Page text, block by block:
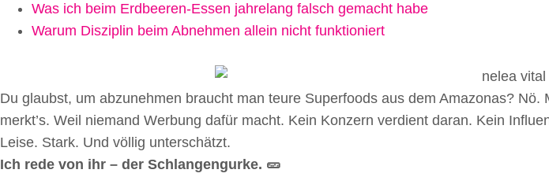
Was ich beim Erdbeeren-Essen jahrelang falsch gemacht habe
Warum Disziplin beim Abnehmen allein nicht funktioniert
Du glaubst, um abzunehmen braucht man teure Superfoods aus dem Amazonas?
merkt’s. Weil niemand Werbung dafür macht. Kein Konzern verdient daran. Kein
Leise. Stark. Und völlig unterschätzt.
Ich rede von ihr – der Schlangengurke. 🥒